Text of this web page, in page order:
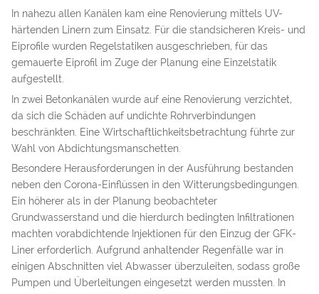
In nahezu allen Kanälen kam eine Renovierung mittels UV-
härtenden Linern zum Einsatz. Für die standsicheren Kreis- und
Eiprofile wurden Regelstatiken ausgeschrieben, für das
gemauerte Eiprofil im Zuge der Planung eine Einzelstatik
aufgestellt.
In zwei Betonkanälen wurde auf eine Renovierung verzichtet,
da sich die Schäden auf undichte Rohrverbindungen
beschränkten. Eine Wirtschaftlichkeitsbetrachtung führte zur
Wahl von Abdichtungsmanschetten.
Besondere Herausforderungen in der Ausführung bestanden
neben den Corona-Einflüssen in den Witterungsbedingungen.
Ein höherer als in der Planung beobachteter
Grundwasserstand und die hierdurch bedingten Infiltrationen
machten vorabdichtende Injektionen für den Einzug der GFK-
Liner erforderlich. Aufgrund anhaltender Regenfälle war in
einigen Abschnitten viel Abwasser überzuleiten, sodass große
Pumpen und Überleitungen eingesetzt werden mussten. In